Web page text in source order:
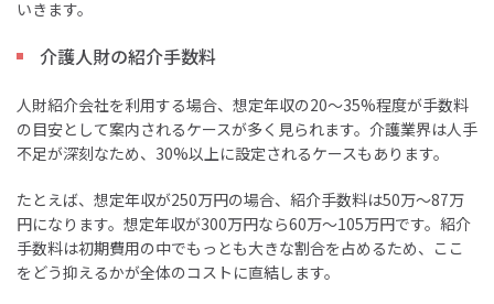
いきます。
介護人財の紹介手数料
人財紹介会社を利用する場合、想定年収の20〜35%程度が手数料
の目安として案内されるケースが多く見られます。介護業界は人手
不足が深刻なため、30%以上に設定されるケースもあります。
たとえば、想定年収が250万円の場合、紹介手数料は50万〜87万
円になります。想定年収が300万円なら60万〜105万円です。紹介
手数料は初期費用の中でもっとも大きな割合を占めるため、ここ
をどう抑えるかが全体のコストに直結します。